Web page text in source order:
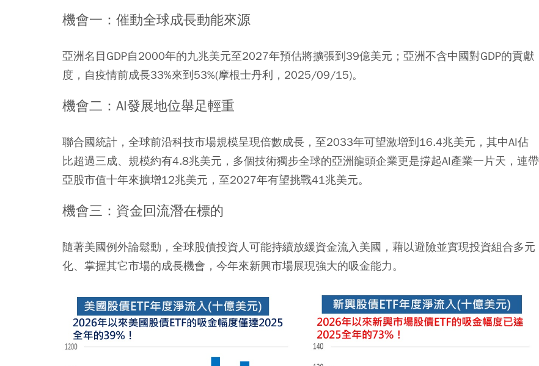
機會一：催動全球成長動能來源
亞洲名目GDP自2000年的九兆美元至2027年預估將擴張到39億美元；亞洲不含中國對GDP的貢獻
度，自疫情前成長33%來到53%(摩根士丹利，2025/09/15)。
機會二：AI發展地位舉足輕重
聯合國統計，全球前沿科技市場規模呈現倍數成長，至2033年可望激增到16.4兆美元，其中AI佔
比超過三成、規模約有4.8兆美元，多個技術獨步全球的亞洲龍頭企業更是撐起AI產業一片天，連帶
亞股市值十年來擴增12兆美元，至2027年有望挑戰41兆美元。
機會三：資金回流潛在標的
隨著美國例外論鬆動，全球股債投資人可能持續放緩資金流入美國，藉以避險並實現投資組合多元
化、掌握其它市場的成長機會，今年來新興市場展現強大的吸金能力。